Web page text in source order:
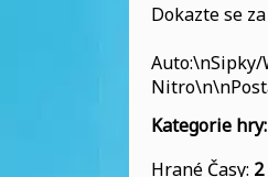
Dokazte se
Kategorie hry:
Hrané Časy: